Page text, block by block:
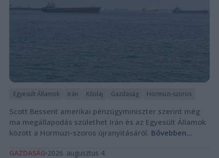
Egyesült Államok Irán Kőolaj Gazdaság Hormuzi-szoros
Scott Bessent amerikai pénzügyminiszter szerint még
ma megállapodás születhet Irán és az Egyesült Államok
között a Hormuzi-szoros újranyitásáról. Bővebben...
GAZDASÁG 2026. augusztus 4.